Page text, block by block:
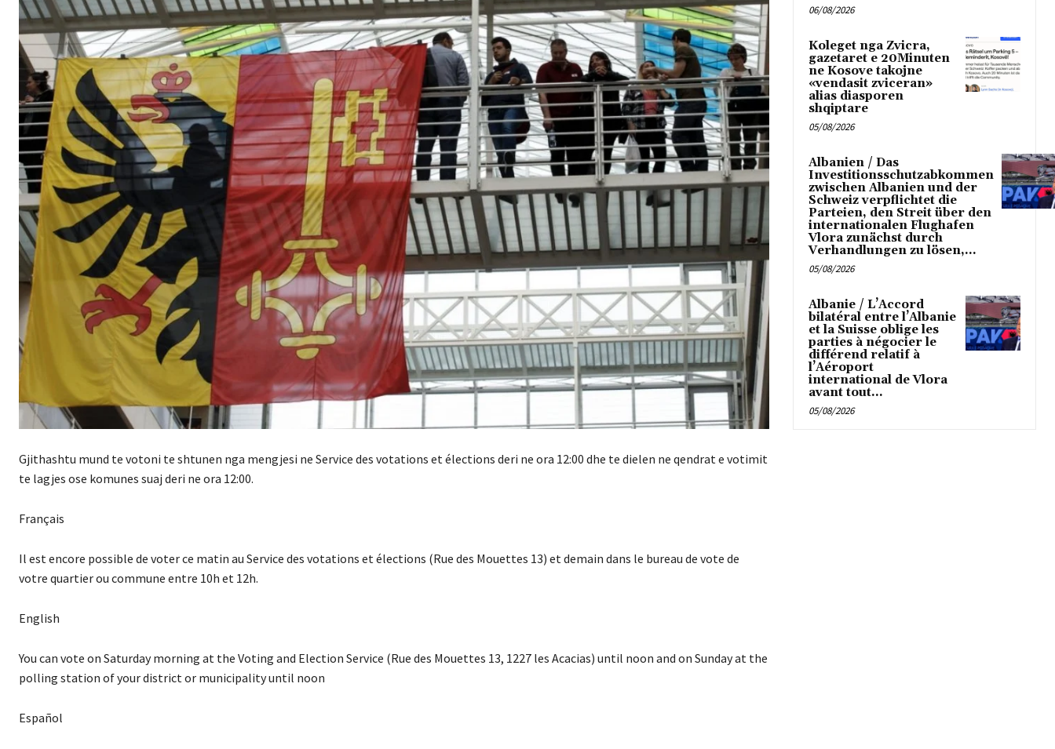
Gjithashtu mund te votoni te shtunen nga mengjesi ne Service des votations et élections deri ne ora 12:00 dhe te dielen ne qendrat e votimit
te lagjes ose komunes suaj deri ne ora 12:00.
Français
Il est encore possible de voter ce matin au Service des votations et élections (Rue des Mouettes 13) et demain dans le bureau de vote de
votre quartier ou commune entre 10h et 12h.
English
You can vote on Saturday morning at the Voting and Election Service (Rue des Mouettes 13, 1227 les Acacias) until noon and on Sunday at the
polling station of your district or municipality until noon
Español
06/08/2026
Koleget nga Zvicra,
gazetaret e 20Minuten
ne Kosove takojne
«vendasit zviceran»
alias diasporen
shqiptare
05/08/2026
Albanien / Das
Investitionsschutzabkommen
zwischen Albanien und der
Schweiz verpflichtet die
Parteien, den Streit über den
internationalen Flughafen
Vlora zunächst durch
Verhandlungen zu lösen,...
05/08/2026
Albanie / L’Accord
bilatéral entre l’Albanie
et la Suisse oblige les
parties à négocier le
différend relatif à
l’Aéroport
international de Vlora
avant tout...
05/08/2026